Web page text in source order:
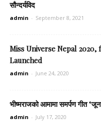
सौन्दर्यविद
admin - September 8, 2021
Miss Universe Nepal
Launched
admin - June 24, 2020
भीष्मराजको आमामा समर्पण गीत
admin - July 17, 2020